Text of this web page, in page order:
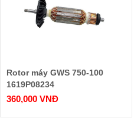
Rotor máy GWS 750-100
1619P08234
360,000 VNĐ